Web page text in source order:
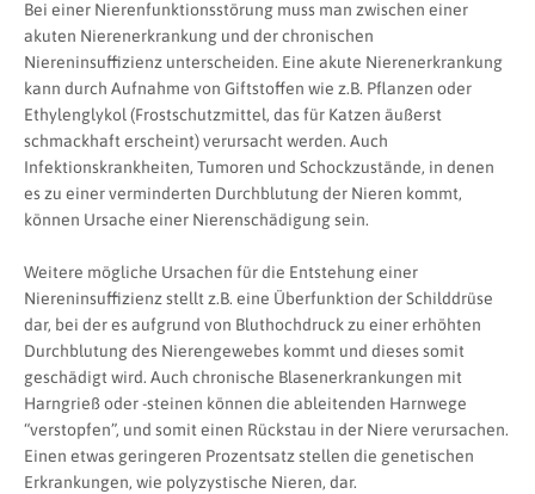
Bei einer Nierenfunktionsstörung muss man zwischen einer
akuten Nierenerkrankung und der chronischen
Niereninsuffizienz unterscheiden. Eine akute Nierenerkrankung
kann durch Aufnahme von Giftstoffen wie z.B. Pflanzen oder
Ethylenglykol (Frostschutzmittel, das für Katzen äußerst
schmackhaft erscheint) verursacht werden. Auch
Infektionskrankheiten, Tumoren und Schockzustände, in denen
es zu einer verminderten Durchblutung der Nieren kommt,
können Ursache einer Nierenschädigung sein.
Weitere mögliche Ursachen für die Entstehung einer
Niereninsuffizienz stellt z.B. eine Überfunktion der Schilddrüse
dar, bei der es aufgrund von Bluthochdruck zu einer erhöhten
Durchblutung des Nierengewebes kommt und dieses somit
geschädigt wird. Auch chronische Blasenerkrankungen mit
Harngrieß oder -steinen können die ableitenden Harnwege
“verstopfen”, und somit einen Rückstau in der Niere verursachen.
Einen etwas geringeren Prozentsatz stellen die genetischen
Erkrankungen, wie polyzystische Nieren, dar.